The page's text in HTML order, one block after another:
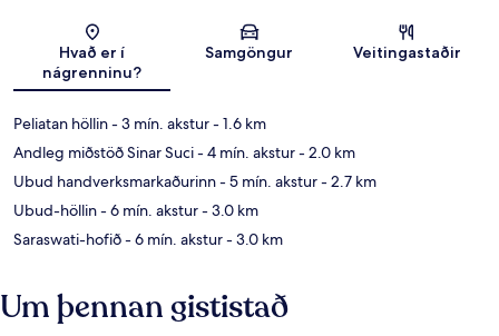
Kort
Hvað er í
nágrenninu?
Samgöngur Veitingastaðir
Peliatan höllin- 3 mín. akstur- 1.6 km
Andleg miðstöð Sinar Suci- 4 mín. akstur- 2.0 km
Ubud handverksmarkaðurinn- 5 mín. akstur- 2.7 km
Ubud-höllin- 6 mín. akstur- 3.0 km
Saraswati-hofið- 6 mín. akstur- 3.0 km
Um þennan gististað